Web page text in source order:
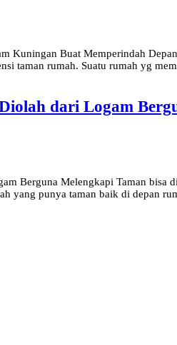
Kuningan Buat Memperindah
taman rumah. Suatu rumah yg
dari Logam
Berguna Melengkapi Taman bisa
yang punya taman baik di depan